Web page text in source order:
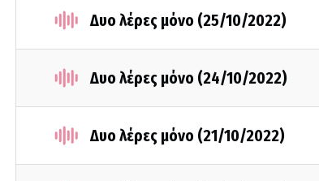
Δυο λέρες μόνο (25/10/2022)
Δυο λέρες μόνο (24/10/2022)
Δυο λέρες μόνο (21/10/2022)